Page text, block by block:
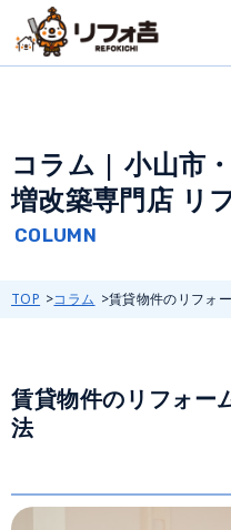
コラム | 小山市
増改築専門店 リ
TOP コラム 賃貸物件のリフォ
賃貸物件のリフォー
法